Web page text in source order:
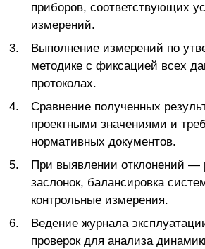
приборов, соответствующих
измерений.
Выполнение измерений по
методике с фиксацией всех
протоколах.
Сравнение полученных
проектными значениями и
нормативных документов.
При выявлении отклонений —
заслонок, балансировка
контрольные измерения.
Ведение журнала
проверок для анализа